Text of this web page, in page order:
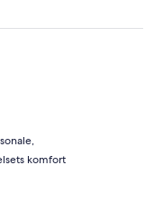
komfort